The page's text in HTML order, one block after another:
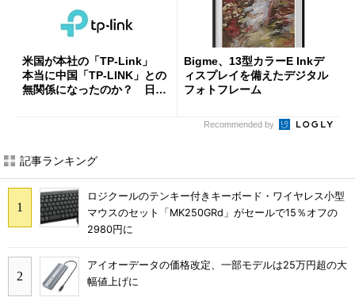
米国が本社の「TP-Link」
本当に中国「TP-LINK」との
無関係になったのか？ 日本
Bigme、13型カラーE Inkデ
ィスプレイを備えたデジタル
フォトフレーム
Recommended by
記事ランキング
ロジクールのテンキー付きキーボード・ワイヤレス小型
マウスのセット「MK250GRd」がセールで15％オフの
2980円に
アイオーデータの価格改定、一部モデルは25万円超の大
幅値上げに